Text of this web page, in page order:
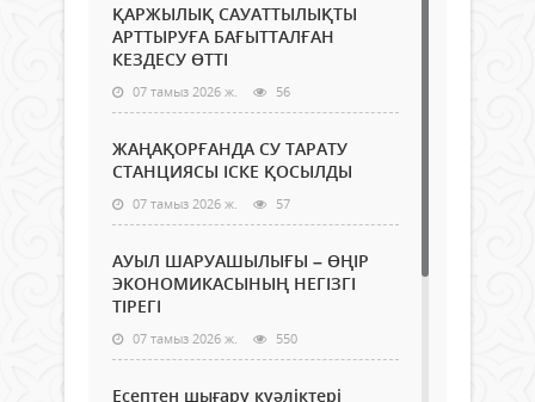
ҚАРЖЫЛЫҚ САУАТТЫЛЫҚТЫ
АРТТЫРУҒА БАҒЫТТАЛҒАН
КЕЗДЕСУ ӨТТІ
07 тамыз 2026 ж. 56
ЖАҢАҚОРҒАНДА СУ ТАРАТУ
СТАНЦИЯСЫ ІСКЕ ҚОСЫЛДЫ
07 тамыз 2026 ж. 57
АУЫЛ ШАРУАШЫЛЫҒЫ – ӨҢІР
ЭКОНОМИКАСЫНЫҢ НЕГІЗГІ
ТІРЕГІ
07 тамыз 2026 ж. 550
Есептен шығару куәліктері